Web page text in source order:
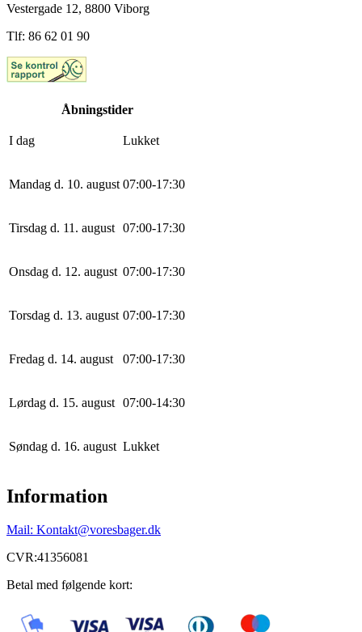
Vestergade 12, 8800 Viborg
Tlf: 86 62 01 90
Åbningstider
I dag Lukket
Mandag d. 10. august 07:00-17:30
Tirsdag d. 11. august 07:00-17:30
Onsdag d. 12. august 07:00-17:30
Torsdag d. 13. august 07:00-17:30
Fredag d. 14. august 07:00-17:30
Lørdag d. 15. august 07:00-14:30
Søndag d. 16. august Lukket
Information
Mail: Kontakt@voresbager.dk
CVR:41356081
Betal med følgende kort: